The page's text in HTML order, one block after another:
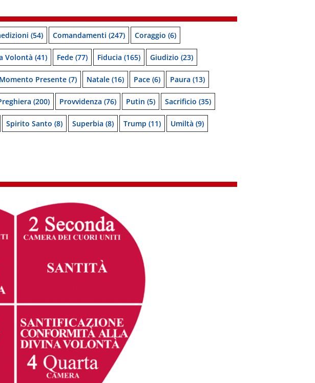
(54) Comandamenti (247) Coraggio (6)
Volontà (41) Fede (77) Fiducia (165) Giudizio (23)
Momento Presente (7) Natale (16) Pace (6) Paura (13)
(200) Provvidenza (76) Putin (5) Sacrificio (35)
Spirito Santo (8) Superbia (8) Trump (11) Umiltà (9)